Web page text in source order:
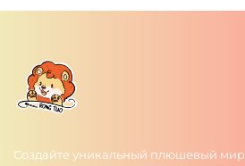
Создайте уникальный плюшевый мир